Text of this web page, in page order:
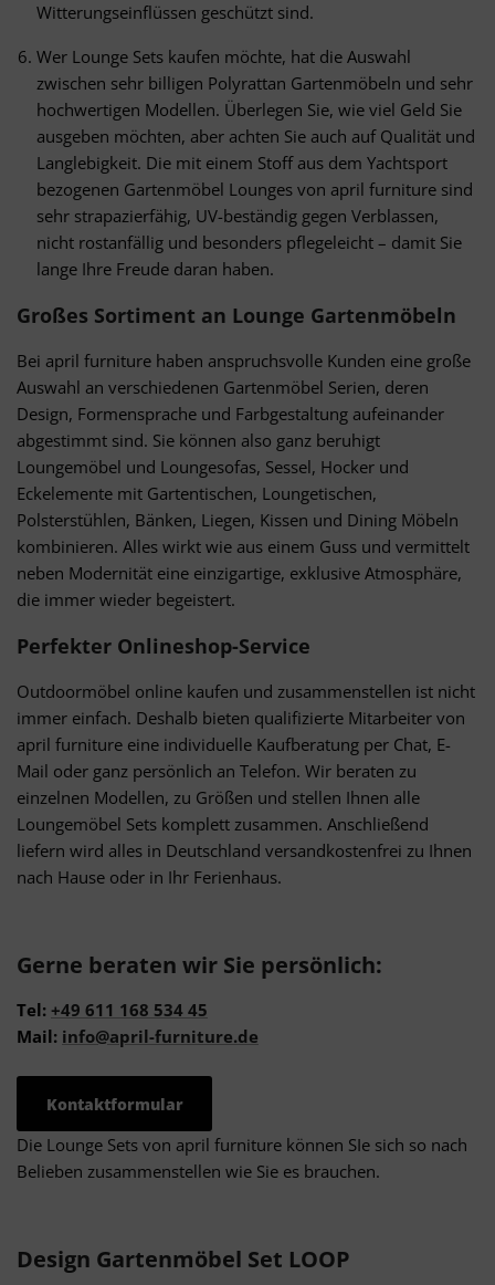
Witterungseinflüssen geschützt sind.
Wer Lounge Sets kaufen möchte, hat die Auswahl
zwischen sehr billigen Polyrattan Gartenmöbeln und sehr
hochwertigen Modellen. Überlegen Sie, wie viel Geld Sie
ausgeben möchten, aber achten Sie auch auf Qualität und
Langlebigkeit. Die mit einem Stoff aus dem Yachtsport
bezogenen Gartenmöbel Lounges von april furniture sind
sehr strapazierfähig, UV-beständig gegen Verblassen,
nicht rostanfällig und besonders pflegeleicht – damit Sie
lange Ihre Freude daran haben.
Großes Sortiment an Lounge Gartenmöbeln
Bei april furniture haben anspruchsvolle Kunden eine große
Auswahl an verschiedenen Gartenmöbel Serien, deren
Design, Formensprache und Farbgestaltung aufeinander
abgestimmt sind. Sie können also ganz beruhigt
Loungemöbel und Loungesofas, Sessel, Hocker und
Eckelemente mit Gartentischen, Loungetischen,
Polsterstühlen, Bänken, Liegen, Kissen und Dining Möbeln
kombinieren. Alles wirkt wie aus einem Guss und vermittelt
neben Modernität eine einzigartige, exklusive Atmosphäre,
die immer wieder begeistert.
Perfekter Onlineshop-Service
Outdoormöbel online kaufen und zusammenstellen ist nicht
immer einfach. Deshalb bieten qualifizierte Mitarbeiter von
april furniture eine individuelle Kaufberatung per Chat, E-
Mail oder ganz persönlich an Telefon. Wir beraten zu
einzelnen Modellen, zu Größen und stellen Ihnen alle
Loungemöbel Sets komplett zusammen. Anschließend
liefern wird alles in Deutschland versandkostenfrei zu Ihnen
nach Hause oder in Ihr Ferienhaus.
Gerne beraten wir Sie persönlich:
Tel: +49 611 168 534 45
Mail: info@april-furniture.de
Kontaktformular
Die Lounge Sets von april furniture können SIe sich so nach
Belieben zusammenstellen wie Sie es brauchen.
Design Gartenmöbel Set LOOP